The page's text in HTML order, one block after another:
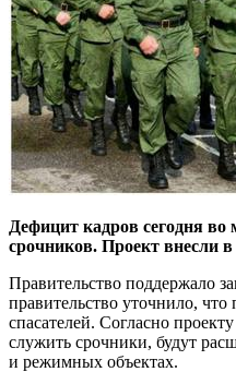
Дефицит кадров сегодня
срочников. Проект внесли в
Правительство поддержало
правительство уточнило,
спасателей. Согласно
служить срочники, будут
и режимных объектах.